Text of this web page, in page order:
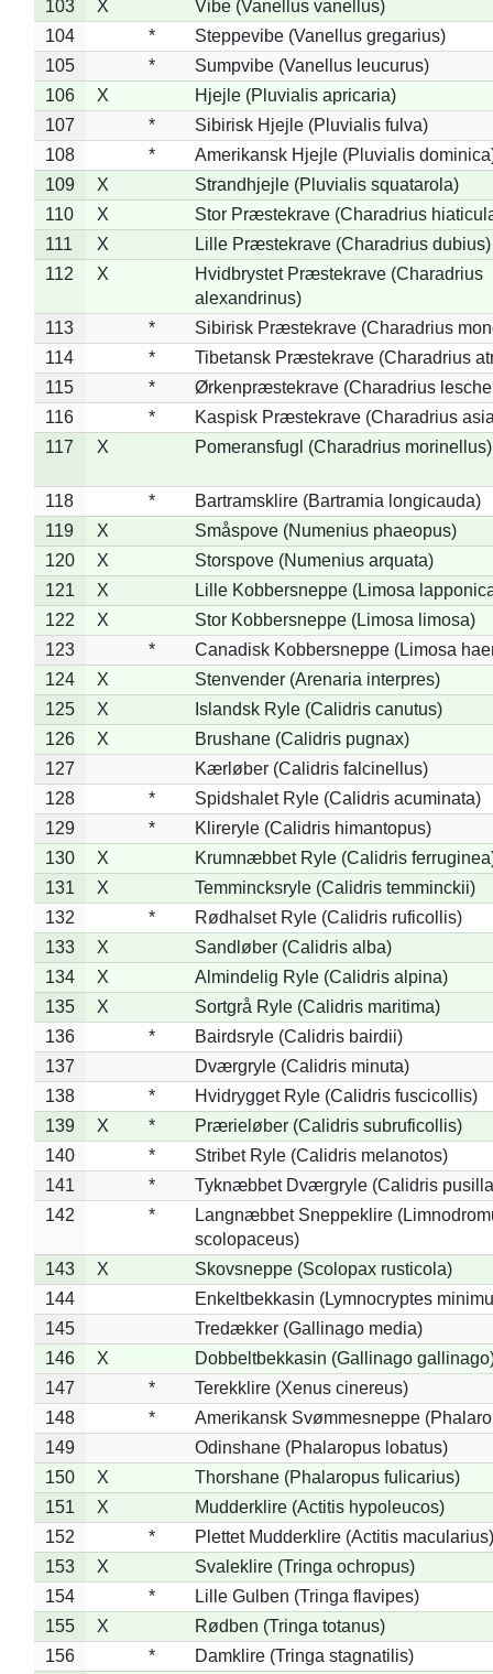
103 X
Vibe (Vanellus vanellus)
104
*
Steppevibe (Vanellus gregarius)
105
*
Sumpvibe (Vanellus leucurus)
106
X
Hjejle (Pluvialis apricaria)
107
*
Sibirisk Hjejle (Pluvialis fulva)
108
*
Amerikansk Hjejle (Pluvialis
109
X
Strandhjejle (Pluvialis squatarola)
110
X
Stor Præstekrave (Charadrius
111
X
Lille Præstekrave (Charadrius dubius)
112
X
Hvidbrystet Præstekrave (Charadrius
alexandrinus)
113
*
Sibirisk Præstekrave (Charadrius
114
*
Tibetansk Præstekrave (Charadrius
115
*
Ørkenpræstekrave (Charadrius
116
*
Kaspisk Præstekrave (Charadrius
117
X Pomeransfugl (Charadrius morinellus)
118 *
Bartramsklire (Bartramia longicauda)
119
X
Småspove (Numenius phaeopus)
120
X
Storspove (Numenius arquata)
121
X
Lille Kobbersneppe (Limosa
122
X
Stor Kobbersneppe (Limosa limosa)
123
*
Canadisk Kobbersneppe (Limosa
124
X
Stenvender (Arenaria interpres)
125
X
Islandsk Ryle (Calidris canutus)
126
X
Brushane (Calidris pugnax)
127
Kærløber (Calidris falcinellus)
128
*
Spidshalet Ryle (Calidris acuminata)
129
*
Klireryle (Calidris himantopus)
130
X
Krumnæbbet Ryle (Calidris
131
X
Temmincksryle (Calidris temminckii)
132
*
Rødhalset Ryle (Calidris ruficollis)
133
X
Sandløber (Calidris alba)
134
X
Almindelig Ryle (Calidris alpina)
135
X
Sortgrå Ryle (Calidris maritima)
136
*
Bairdsryle (Calidris bairdii)
137
Dværgryle (Calidris minuta)
138
*
Hvidrygget Ryle (Calidris fuscicollis)
139
X *
Prærieløber (Calidris subruficollis)
140
*
Stribet Ryle (Calidris melanotos)
141
*
Tyknæbbet Dværgryle (Calidris
142
*
Langnæbbet Sneppeklire
scolopaceus)
143
X
Skovsneppe (Scolopax rusticola)
144
Enkeltbekkasin (Lymnocryptes
145
Tredækker (Gallinago media)
146
X
Dobbeltbekkasin (Gallinago
147
*
Terekklire (Xenus cinereus)
148
*
Amerikansk Svømmesneppe
149
Odinshane (Phalaropus lobatus)
150
X
Thorshane (Phalaropus fulicarius)
151
X
Mudderklire (Actitis hypoleucos)
152
*
Plettet Mudderklire (Actitis macularius)
153
X
Svaleklire (Tringa ochropus)
154
*
Lille Gulben (Tringa flavipes)
155
X
Rødben (Tringa totanus)
156
*
Damklire (Tringa stagnatilis)